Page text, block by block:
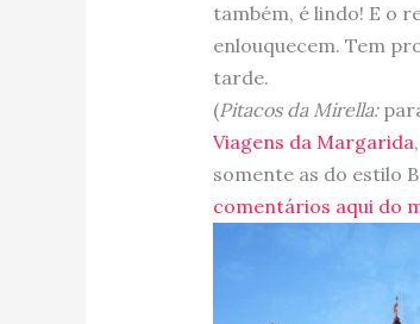
também, é lindo! E o
enlouquecem. Tem
tarde.
(Pitacos da Mirella:
Viagens da Margarida
somente as do estilo
comentários aqui do